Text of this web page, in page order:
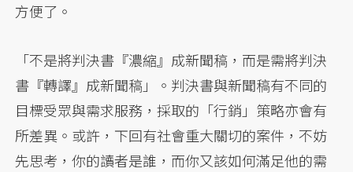
方便了。
「不是將判決書『濃縮』成新聞稿，而是需將判決
書『轉譯』成新聞稿」。判決書與新聞稿有不同的
目標受眾與需求服務，採取的「行銷」策略亦會有
所差異。或許，下回有社會重大關切的案件，不妨
先思考，你的讀者是誰，而你又該如何滿足他的需